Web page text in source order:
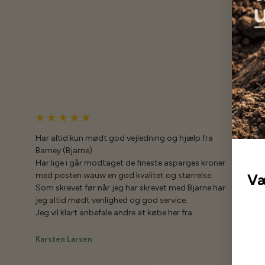
Har altid kun mødt god vejledning og hjælp fra
Barney (Bjarne)
Har lige i går modtaget de fineste asparges kroner
med posten wauw en god kvalitet og størrelse.
Som skrevet før når jeg har skrevet med Bjarne har
jeg altid mødt venlighed og god service.
Jeg vil klart anbefale andre at købe her fra
Karsten Larsen